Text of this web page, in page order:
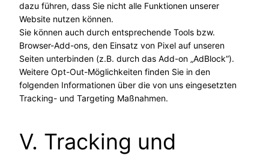
dazu führen, dass Sie nicht alle Funktionen unserer
Website nutzen können.
Sie können auch durch entsprechende Tools bzw.
Browser-Add-ons, den Einsatz von Pixel auf unseren
Seiten unterbinden (z.B. durch das Add-on „AdBlock“).
Weitere Opt-Out-Möglichkeiten finden Sie in den
folgenden Informationen über die von uns eingesetzten
Tracking- und Targeting Maßnahmen.
V. Tracking und